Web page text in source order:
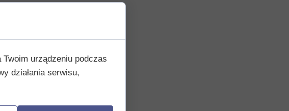
urządzeniu podczas
działania serwisu,